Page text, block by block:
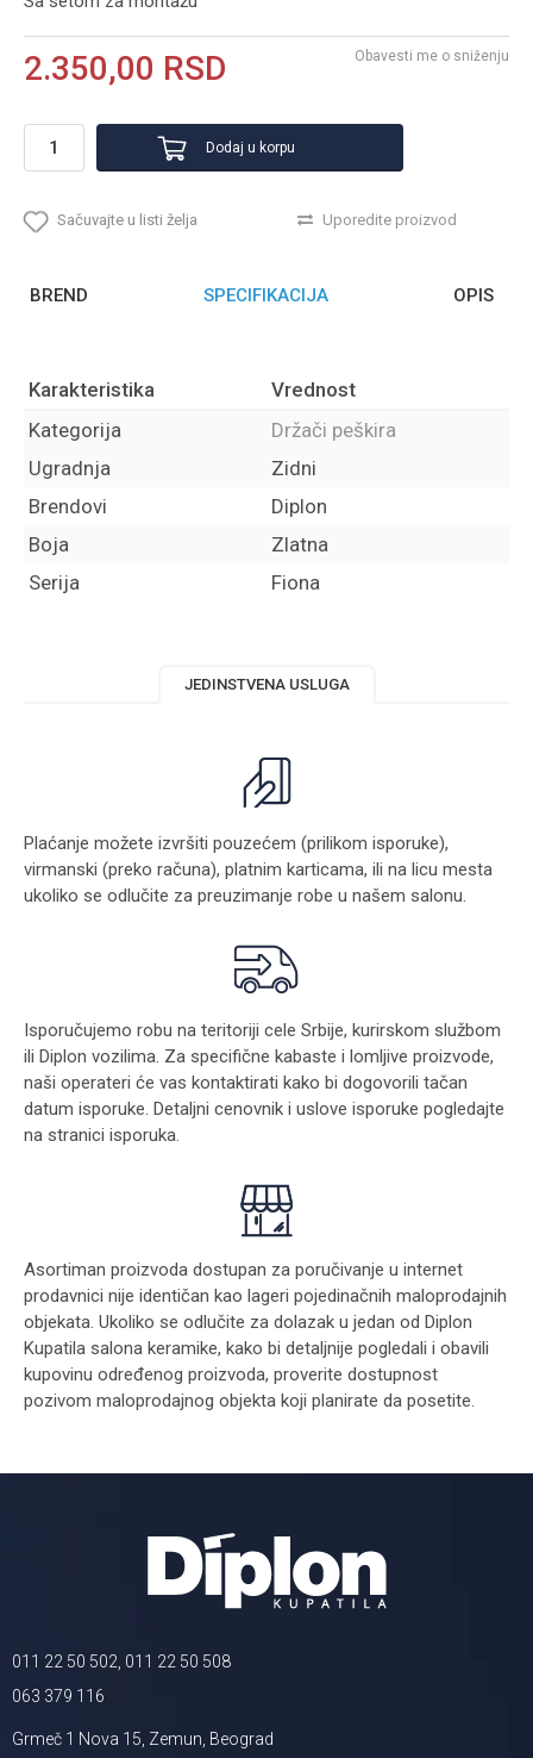
2.350,00 RSD Obavesti me o sniženju
Dodaj u korpu
Sačuvajte u listi želja Uporedite proizvod
BREND SPECIFIKACIJA OPIS
Karakteristika
Vrednost
Kategorija
Držači peškira
Ugradnja
Zidni
Brendovi
Diplon
Boja
Zlatna
Serija
Fiona
JEDINSTVENA USLUGA
Plaćanje možete izvršiti pouzećem (prilikom isporuke),
virmanski (preko računa), platnim karticama, ili na licu mesta
ukoliko se odlučite za preuzimanje robe u našem salonu.
Isporučujemo robu na teritoriji cele Srbije, kurirskom službom
ili Diplon vozilima. Za specifične kabaste i lomljive proizvode,
naši operateri će vas kontaktirati kako bi dogovorili tačan
datum isporuke. Detaljni cenovnik i uslove isporuke pogledajte
na stranici isporuka.
Asortiman proizvoda dostupan za poručivanje u internet
prodavnici nije identičan kao lageri pojedinačnih maloprodajnih
objekata. Ukoliko se odlučite za dolazak u jedan od Diplon
Kupatila salona keramike, kako bi detaljnije pogledali i obavili
kupovinu određenog proizvoda, proverite dostupnost
pozivom maloprodajnog objekta koji planirate da posetite.
011 22 50 502, 011 22 50 508
063 379 116
Grmeč 1 Nova 15, Zemun, Beograd